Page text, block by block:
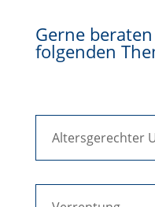
Gerne
folgenden
Altersgerechter